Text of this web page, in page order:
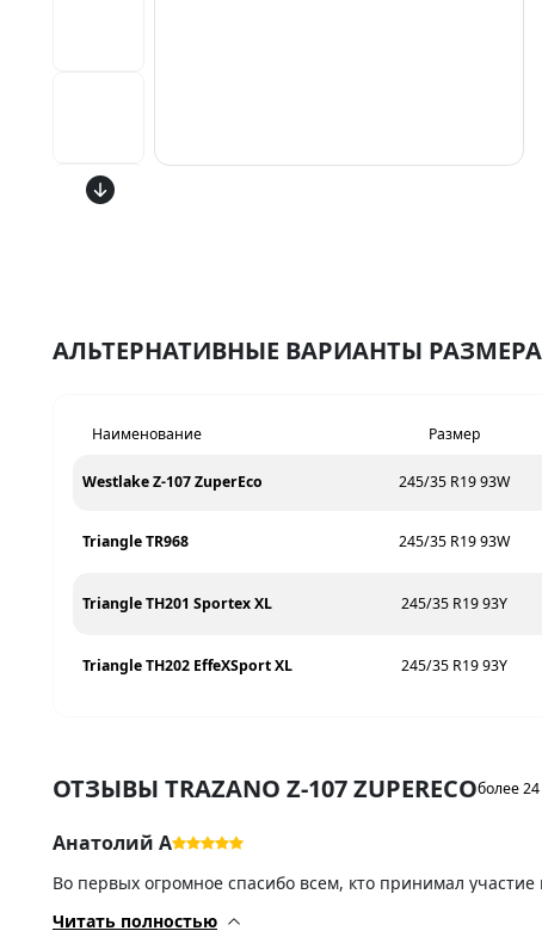
АЛЬТЕРНАТИВНЫЕ ВАРИАНТЫ РАЗМЕРА
Наименование Размер
Westlake Z-107 ZuperEco 245/35 R19 93W
Triangle TR968 245/35 R19 93W
Triangle TH201 Sportex XL 245/35 R19 93Y
Triangle TH202 EffeXSport XL 245/35 R19 93Y
ОТЗЫВЫ TRAZANO Z-107 ZUPERECOболее
Анатолий А
Во первых огромное спасибо всем, кто принимал
Читать полностью